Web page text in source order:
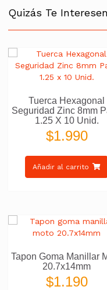
Quizás Te
Tuerca Hexagonal
Seguridad Zinc 8mm
1.25 X 10 Unid.
$1.990
Añadir al carrito
Tapon Goma Manillar
20.7x14mm
$1.190